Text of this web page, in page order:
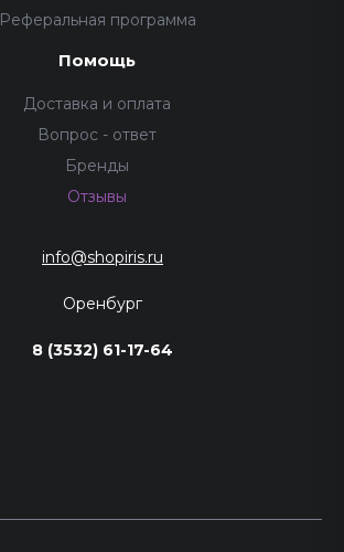
Реферальная программа
Помощь
Доставка и оплата
Вопрос - ответ
Бренды
Отзывы
info@shopiris.ru
Оренбург
8 (3532) 61-17-64